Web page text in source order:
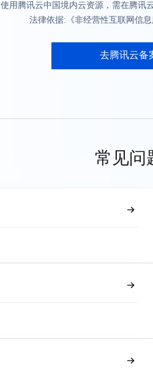
使用腾讯云中国境内云资源，需在腾讯
法律依据:《非经营性互联网信息
去腾讯云备
常见问